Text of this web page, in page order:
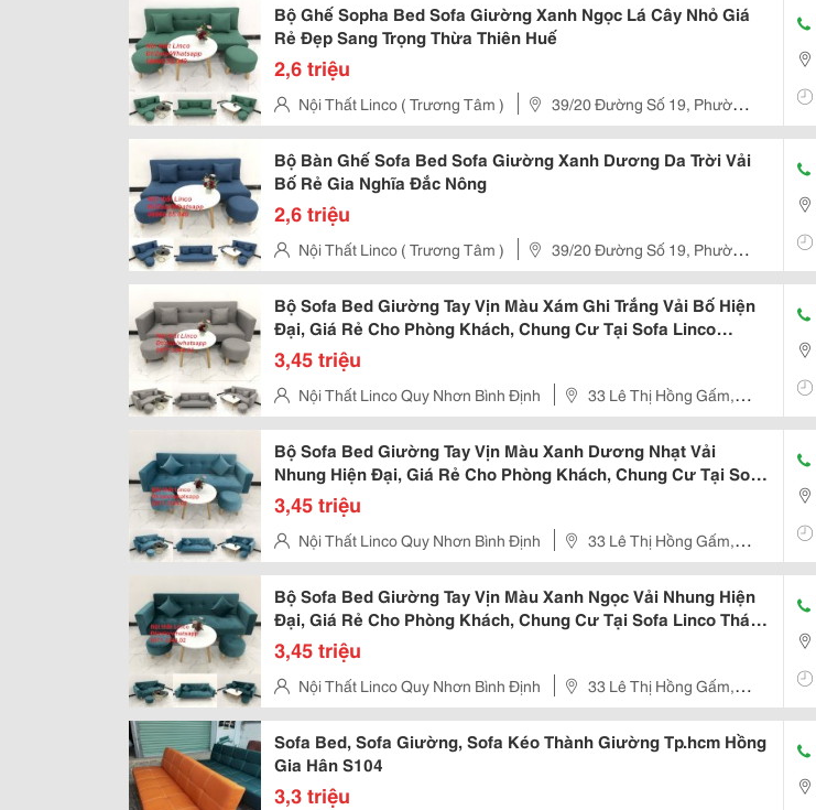
Bộ Ghế Sopha Bed Sofa Giường Xanh Ngọc Lá Cây Nhỏ Giá
Rẻ Đẹp Sang Trọng Thừa Thiên Huế
2,6 triệu
Nội Thất Linco ( Trương Tâm )
39/20 Đường Số 19, Phường
8, Gò Vấp, Hcm
Bộ Bàn Ghế Sofa Bed Sofa Giường Xanh Dương Da Trời Vải
Bố Rẻ Gia Nghĩa Đắc Nông
2,6 triệu
Nội Thất Linco ( Trương Tâm )
39/20 Đường Số 19, Phường
8, Gò Vấp, Hcm
Bộ Sofa Bed Giường Tay Vịn Màu Xám Ghi Trắng Vải Bố Hiện
Đại, Giá Rẻ Cho Phòng Khách, Chung Cư Tại Sofa Linco
Quảng Ninh
3,45 triệu
Nội Thất Linco Quy Nhơn Bình Định
33 Lê Thị Hồng Gấm,
Trần Phú, Quy Nhơn - Bình Định
Bộ Sofa Bed Giường Tay Vịn Màu Xanh Dương Nhạt Vải
Nhung Hiện Đại, Giá Rẻ Cho Phòng Khách, Chung Cư Tại Sofa
Linco Phú Thọ
3,45 triệu
Nội Thất Linco Quy Nhơn Bình Định
33 Lê Thị Hồng Gấm,
Trần Phú, Quy Nhơn - Bình Định
Bộ Sofa Bed Giường Tay Vịn Màu Xanh Ngọc Vải Nhung Hiện
Đại, Giá Rẻ Cho Phòng Khách, Chung Cư Tại Sofa Linco Thái
Nguyên
3,45 triệu
Nội Thất Linco Quy Nhơn Bình Định
33 Lê Thị Hồng Gấm,
Trần Phú, Quy Nhơn - Bình Định
Sofa Bed, Sofa Giường, Sofa Kéo Thành Giường Tp.hcm Hồng
Gia Hân S104
3,3 triệu